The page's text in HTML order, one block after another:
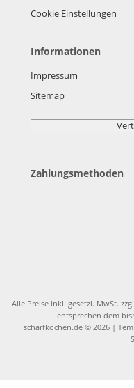
Cookie Einstellungen
Informationen
Impressum
Sitemap
Zahlungsmethoden
Alle Preise inkl. gesetzl. MwSt.
entsprechen dem
scharfkochen.de © 2026 |